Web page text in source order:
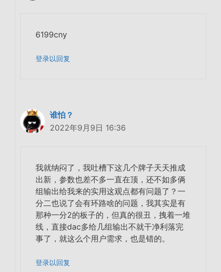
6199cny
登录以回复
谁怕？
2022年9月9日 16:36
我就纳闷了，我吐槽下这几个牌子天天推成
出新，参数也差不多一直在顶，还不如多俩
组输出给我来的实用这观点都有问题了？一
分二也说了会有环路啥的问题，我其实是有
那种一分2的板子的，但真的很丑，拽着一堆
线，直接dac多给几组输出不就干净利落完
事了，就这么个用户需求，也是错的。
登录以回复